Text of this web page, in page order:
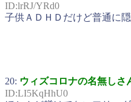
ID:lrRJ/YRd0
子供ＡＤＨＤだけど普通に
20: ウィズコロナの名無しさ
ID:LI5KqHhU0